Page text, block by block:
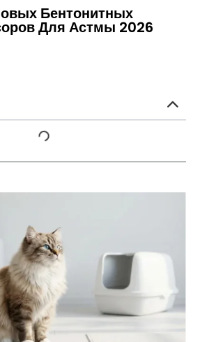
Бентонитных
Для Астмы 2026